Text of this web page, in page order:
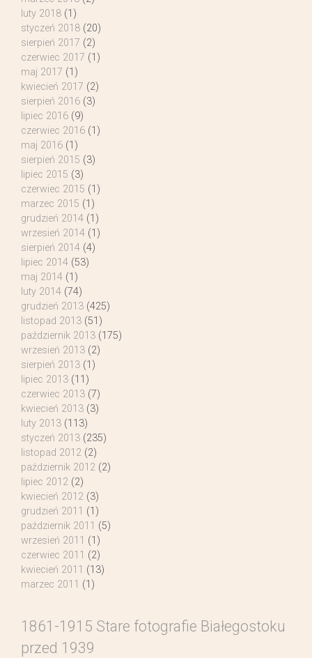
luty 2018 (1)
styczeń 2018 (20)
sierpień 2017 (2)
czerwiec 2017 (1)
maj 2017 (1)
kwiecień 2017 (2)
sierpień 2016 (3)
lipiec 2016 (9)
czerwiec 2016 (1)
maj 2016 (1)
sierpień 2015 (3)
lipiec 2015 (3)
czerwiec 2015 (1)
marzec 2015 (1)
grudzień 2014 (1)
wrzesień 2014 (1)
sierpień 2014 (4)
lipiec 2014 (53)
maj 2014 (1)
luty 2014 (74)
grudzień 2013 (425)
listopad 2013 (51)
październik 2013 (175)
wrzesień 2013 (2)
sierpień 2013 (1)
lipiec 2013 (11)
czerwiec 2013 (7)
kwiecień 2013 (3)
luty 2013 (113)
styczeń 2013 (235)
listopad 2012 (2)
październik 2012 (2)
lipiec 2012 (2)
kwiecień 2012 (3)
grudzień 2011 (1)
październik 2011 (5)
wrzesień 2011 (1)
czerwiec 2011 (2)
kwiecień 2011 (13)
marzec 2011 (1)
1861-1915 Stare fotografie Białegostoku
przed 1939